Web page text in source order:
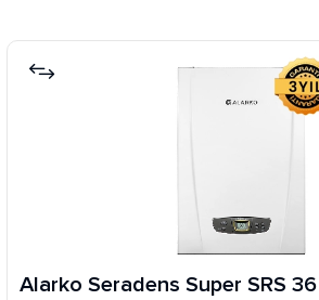
Alarko Seradens Super SRS 36